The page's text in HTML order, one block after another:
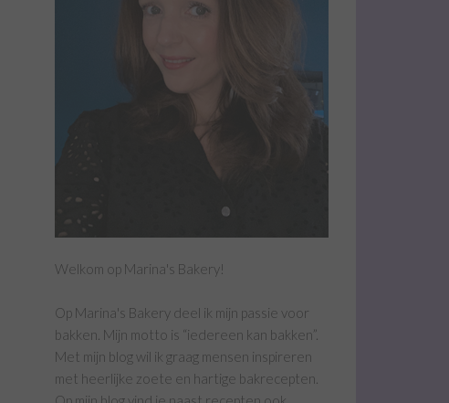
Welkom op Marina's Bakery!
Op Marina's Bakery deel ik mijn passie voor
bakken. Mijn motto is “iedereen kan bakken”.
Met mijn blog wil ik graag mensen inspireren
met heerlijke zoete en hartige bakrecepten.